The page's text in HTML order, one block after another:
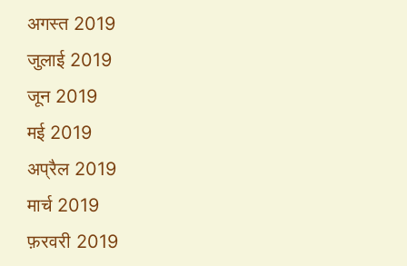
अगस्त 2019
जुलाई 2019
जून 2019
मई 2019
अप्रैल 2019
मार्च 2019
फ़रवरी 2019